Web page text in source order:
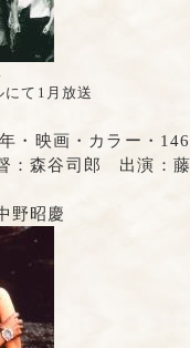
にて1月放送
年・映画・カラー・
：森谷司郎 出演：
野昭慶